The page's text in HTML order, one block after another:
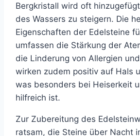
Bergkristall wird oft
des Wassers zu steigern. Die
Eigenschaften der Edelsteine
umfassen die Stärkung der
die Linderung von Allergien
wirken zudem positiv auf Hals
was besonders bei Heiserkeit
hilfreich ist.
Zur Zubereitung des
ratsam, die Steine über Nacht